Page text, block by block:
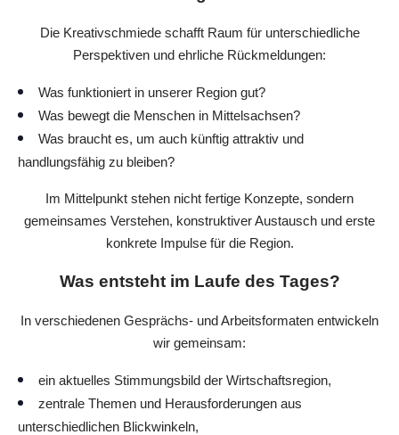
Die Kreativschmiede schafft Raum für unterschiedliche
Perspektiven und ehrliche Rückmeldungen:
Was funktioniert in unserer Region gut?
Was bewegt die Menschen in Mittelsachsen?
Was braucht es, um auch künftig attraktiv und
handlungsfähig zu bleiben?
Im Mittelpunkt stehen nicht fertige Konzepte, sondern
gemeinsames Verstehen, konstruktiver Austausch und erste
konkrete Impulse für die Region.
Was entsteht im Laufe des Tages?
In verschiedenen Gesprächs- und Arbeitsformaten entwickeln
wir gemeinsam:
ein aktuelles Stimmungsbild der Wirtschaftsregion,
zentrale Themen und Herausforderungen aus
unterschiedlichen Blickwinkeln,